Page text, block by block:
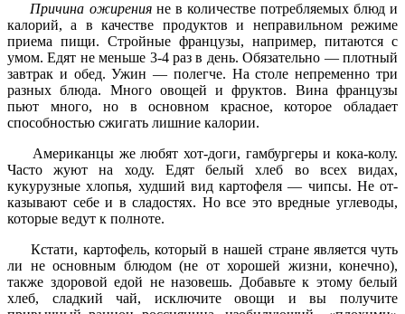
Причина ожиренияне в количестве потреб­ляемых блюд и
калорий, а в качестве про­дуктов и неправильном режиме
приема пищи. Стройные французы, например, пи­таются с
умом. Едят не меньше 3-4 раз в день. Обязательно — плотный
завтрак и обед. Ужин — полегче. На столе непременно три
разных блюда. Много овощей и фруктов. Вина французы
пьют много, но в основном красное, которое обладает
способностью сжигать лишние калории.
Американцы же любят хот-доги, гамбур­геры и кока-колу.
Часто жуют на ходу. Едят белый хлеб во всех видах,
кукурузные хло­пья, худший вид картофеля — чипсы. Не от­
казывают себе и в сладостях. Но все это ­вредные углеводы,
которые ведут к полноте.
Кстати, картофель, который в нашей стране является чуть
ли не основным блю­дом (не от хорошей жизни, конечно),
также здоровой едой не назовешь. Добавьте к этому белый
хлеб, сладкий чай, исключи­те овощи и вы получите